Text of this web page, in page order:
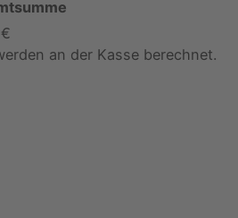
an der Kasse berechnet.